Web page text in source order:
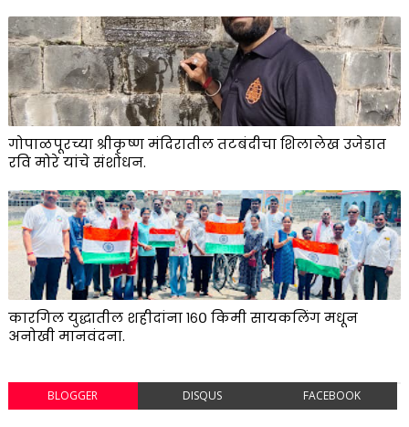
गोपाळपूरच्या श्रीकृष्ण मंदिरातील तटबंदीचा शिलालेख उजेडात
रवि मोरे यांचे संशोधन.
कारगिल युद्धातील शहीदांना १६० किमी सायकलिंग मधून
अनोखी मानवंदना.
BLOGGER DISQUS FACEBOOK